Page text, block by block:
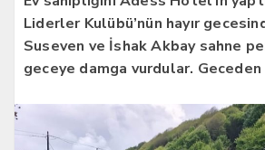
Liderler Kulübü’nün hayır
Suseven ve İshak Akbay sahne
geceye damga vurdular.